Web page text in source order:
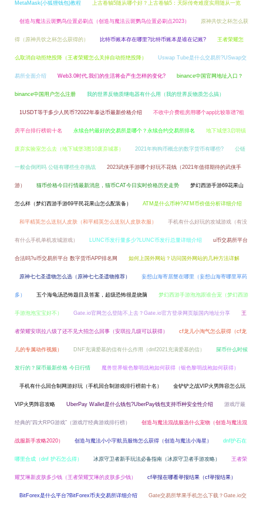
MetaMask(小狐狸钱包)教程 上古卷轴5随从哪个好？上古卷轴5：天际传奇难度实用随从一览
创造与魔法云斑鹦鸟位置必刷点（创造与魔法云斑鹦鸟位置必刷点2023） 原神共饮之杯怎么获
得（原神共饮之杯怎么获得的） 比特币账本存在哪里?比特币账本是谁在记账? 王者荣耀怎
么取消自动拒绝投降（王者荣耀怎么关掉自动拒绝投降） Uswap Tube是什么交易所?USwap交
易所全面介绍 Web3.0时代,我们的生活将会产生怎样的变化? binance中国官网地址入口？
binance中国用户怎么注册 我的世界反物质继电器有什么用（我的世界反物质怎么搞）
1USDT等于多少人民币?2022年泰达币最新价格介绍 不收中介费租房用哪个app比较靠谱?租
房平台排行榜前十名 永续合约最好的交易所是哪个？永续合约交易所排名 地下城堡3启明镇
废弃实验室怎么去（地下城堡3图10废弃城寨） 2021年狗狗币概念的数字货币有哪些? 公链
一般会倒闭吗 公链有哪些生存挑战 2023武侠手游哪个好玩不花钱（2021年值得期待的武侠手
游） 猫币价格今日行情最新消息，猫币CAT今日实时价格历史走势 梦幻西游手游69花果山
怎么样（梦幻西游手游69平民花果山怎么配装备） ATM是什么币种?ATM币价值分析详细介绍
和平精英怎么送别人皮肤（和平精英怎么送别人皮肤衣服） 手机有什么好玩的攻城游戏（有没
有什么手机单机攻城游戏） LUNC币发行量多少?LUNC币发行总量详细介绍 u币交易所平台
合法吗?u币交易所平台 数字货币APP排名网 如何上国外网站？访问国外网站的几种方法详解
原神七七圣遗物怎么选（原神七七圣遗物推荐） 妄想山海寄居蟹在哪里（妄想山海寄哪里草药
多） 五个海龟汤恐怖题目及答案，超级恐怖很是烧脑 梦幻西游手游泡泡跟谁合宠（梦幻西游
手游泡泡宝宝好不） Gate.io官网怎么登陆不上去？Gate.io官方登录网页版国内地址分享 王
者荣耀安琪拉八级了还不见大招怎么回事（安琪拉几级可以获得） cf龙儿小淘气怎么获得（cf龙
儿的专属动作视频） DNF充满爱慕的信有什么作用（dnf2021充满爱慕的信） 屎币什么时候
发行的？屎币最新价格 今日行情 魔兽世界银色黎明战袍如何获得（银色黎明战袍如何获得）
手机有什么回合制网游好玩（手机回合制游戏排行榜前十名） 金铲铲之战VIP火男阵容怎么玩
VIP火男阵容攻略 UberPay Wallet是什么钱包?UberPay钱包支持币种安全性介绍 游戏厅最
经典的“四大RPG游戏”（游戏厅经典游戏排行榜） 创造与魔法混战服选什么宠物（创造与魔法混
战服新手攻略2020） 创造与魔法小小宇航员服饰怎么获得（创造与魔法小海星） dnf护石在
哪里合成（dnf 护石怎么得） 冰原守卫者新手玩法必备指南（冰原守卫者手游攻略） 王者荣
耀艾琳新皮肤多少钱（王者荣耀艾琳的皮肤多少钱） cf举报在哪看举报结果（cf举报结果）
BitForex是什么平台?BitForex币夫交易所详细介绍 Gate交易所苹果手机怎么下载？Gate.io交